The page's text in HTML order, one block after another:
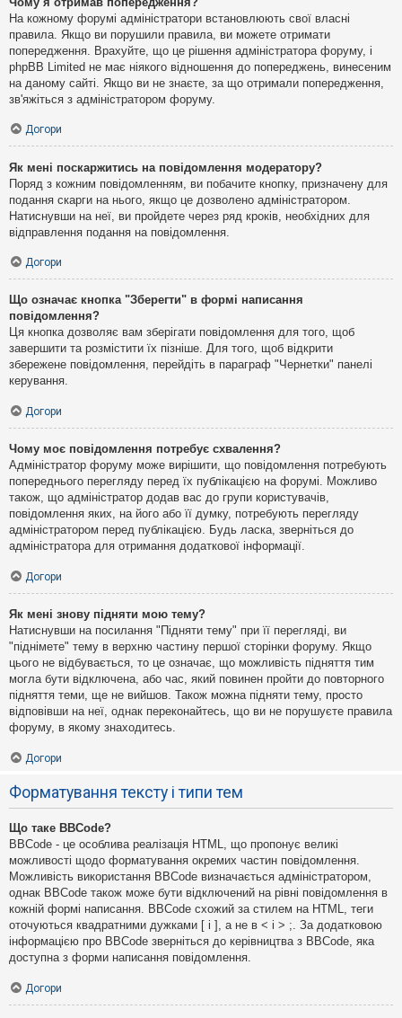
На кожному форумі адміністратори встановлюють свої власні
правила. Якщо ви порушили правила, ви можете отримати
попередження. Врахуйте, що це рішення адміністратора форуму, і
phpBB Limited не має ніякого відношення до попереджень, винесеним
на даному сайті. Якщо ви не знаєте, за що отримали попередження,
зв'яжіться з адміністратором форуму.
Догори
Як мені поскаржитись на повідомлення модератору?
Поряд з кожним повідомленням, ви побачите кнопку, призначену для
подання скарги на нього, якщо це дозволено адміністратором.
Натиснувши на неї, ви пройдете через ряд кроків, необхідних для
відправлення подання на повідомлення.
Догори
Що означає кнопка "Зберегти" в формі написання
повідомлення?
Ця кнопка дозволяє вам зберігати повідомлення для того, щоб
завершити та розмістити їх пізніше. Для того, щоб відкрити
збережене повідомлення, перейдіть в параграф "Чернетки" панелі
керування.
Догори
Чому моє повідомлення потребує схвалення?
Адміністратор форуму може вирішити, що повідомлення потребують
попереднього перегляду перед їх публікацією на форумі. Можливо
також, що адміністратор додав вас до групи користувачів,
повідомлення яких, на його або її думку, потребують перегляду
адміністратором перед публікацією. Будь ласка, зверніться до
адміністратора для отримання додаткової інформації.
Догори
Як мені знову підняти мою тему?
Натиснувши на посилання "Підняти тему" при її перегляді, ви
"піднімете" тему в верхню частину першої сторінки форуму. Якщо
цього не відбувається, то це означає, що можливість підняття тим
могла бути відключена, або час, який повинен пройти до повторного
підняття теми, ще не вийшов. Також можна підняти тему, просто
відповівши на неї, однак переконайтесь, що ви не порушуєте правила
форуму, в якому знаходитесь.
Догори
Форматування тексту і типи тем
Що таке BBCode?
BBCode - це особлива реалізація HTML, що пропонує великі
можливості щодо форматування окремих частин повідомлення.
Можливість використання BBCode визначається адміністратором,
однак BBCode також може бути відключений на рівні повідомлення в
кожній формі написання. BBCode схожий за стилем на HTML, теги
оточуються квадратними дужками [ і ], а не в < і > ;. За додатковою
інформацією про BBCode зверніться до керівництва з BBCode, яка
доступна з форми написання повідомлення.
Догори